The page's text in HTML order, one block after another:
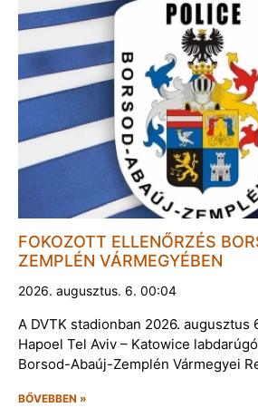
FOKOZOTT ELLENŐRZÉS
ZEMPLÉN VÁRMEGYÉBEN
2026. augusztus. 6. 00:04
A DVTK stadionban 2026. augusztus
Hapoel Tel Aviv – Katowice
Borsod-Abaúj-Zemplén Vármegyei
BŐVEBBEN »